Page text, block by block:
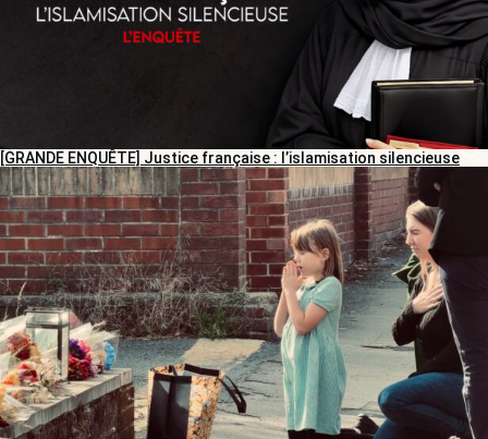
[GRANDE ENQUÊTE] Justice française : l’islamisation silencieuse